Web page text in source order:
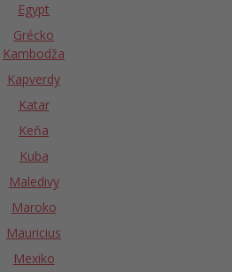
Egypt
Grécko
Kambodža
Kapverdy
Katar
Keňa
Kuba
Maledivy
Maroko
Mauricius
Mexiko